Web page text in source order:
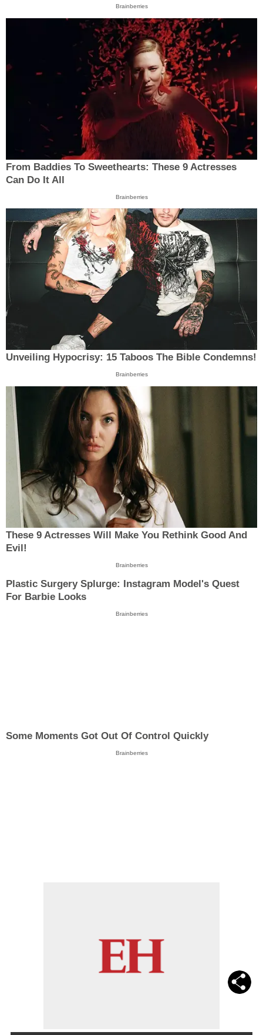
Brainberries
From Baddies To Sweethearts: These 9 Actresses
Can Do It All
Brainberries
Unveiling Hypocrisy: 15 Taboos The Bible Condemns!
Brainberries
These 9 Actresses Will Make You Rethink Good And
Evil!
Brainberries
Plastic Surgery Splurge: Instagram Model's Quest
For Barbie Looks
Brainberries
Some Moments Got Out Of Control Quickly
Brainberries